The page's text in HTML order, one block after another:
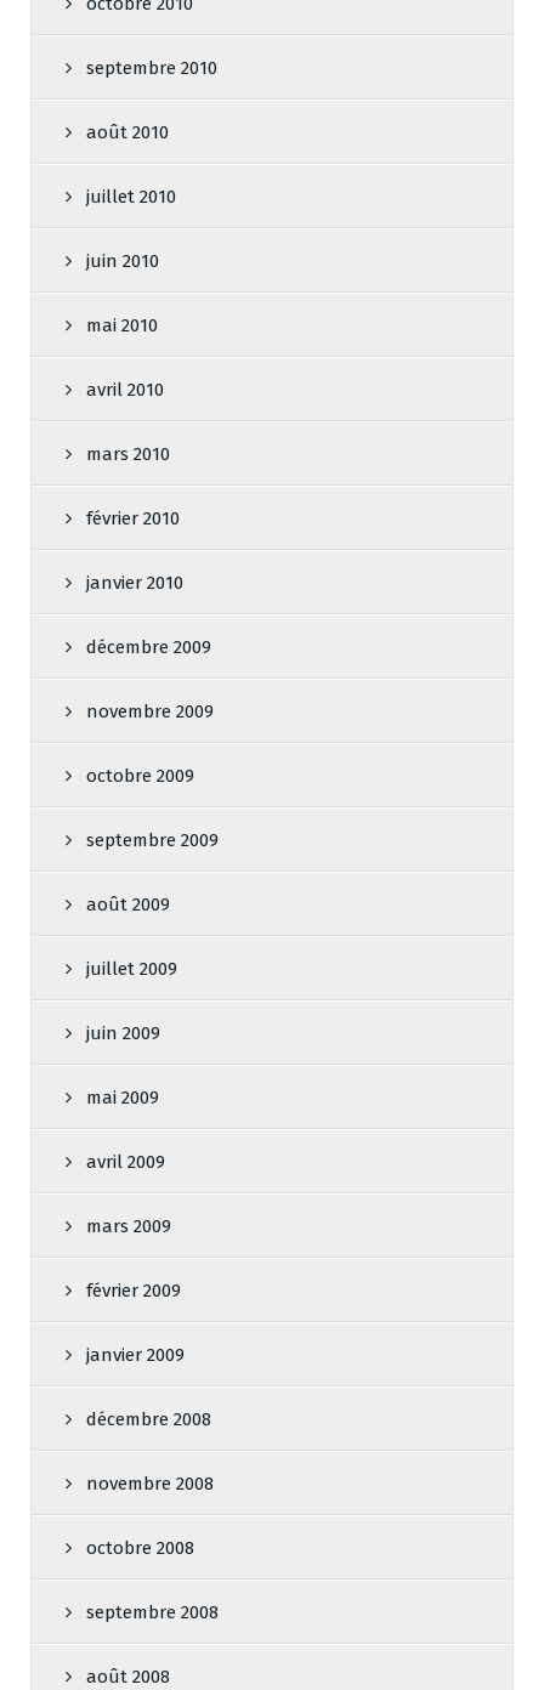
septembre 2010
août 2010
juillet 2010
juin 2010
mai 2010
avril 2010
mars 2010
février 2010
janvier 2010
décembre 2009
novembre 2009
octobre 2009
septembre 2009
août 2009
juillet 2009
juin 2009
mai 2009
avril 2009
mars 2009
février 2009
janvier 2009
décembre 2008
novembre 2008
octobre 2008
septembre 2008
août 2008